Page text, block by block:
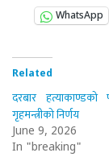
WhatsApp
Related
दरबार
गृहमन्त्रीको निर्णय
June 9, 2026
In "breaking"